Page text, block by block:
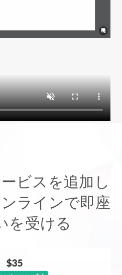
ビスを追加し
ラインで即座
を受ける